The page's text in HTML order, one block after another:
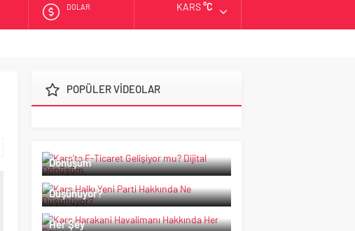
DOLAR KARS°C
POPÜLER VİDEOLAR
Kars’ta E-Ticaret Gelişiyor mu? Dijital
Dönüşüm
Kars Halkı Yeni Parti Hakkında Ne
Düşünüyor?
Kars Harakani Havalimanı Hakkında
Her Şey